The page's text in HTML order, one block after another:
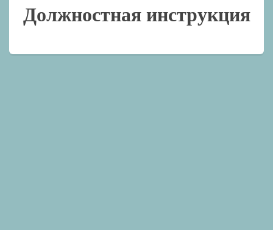
Должностная инструкция